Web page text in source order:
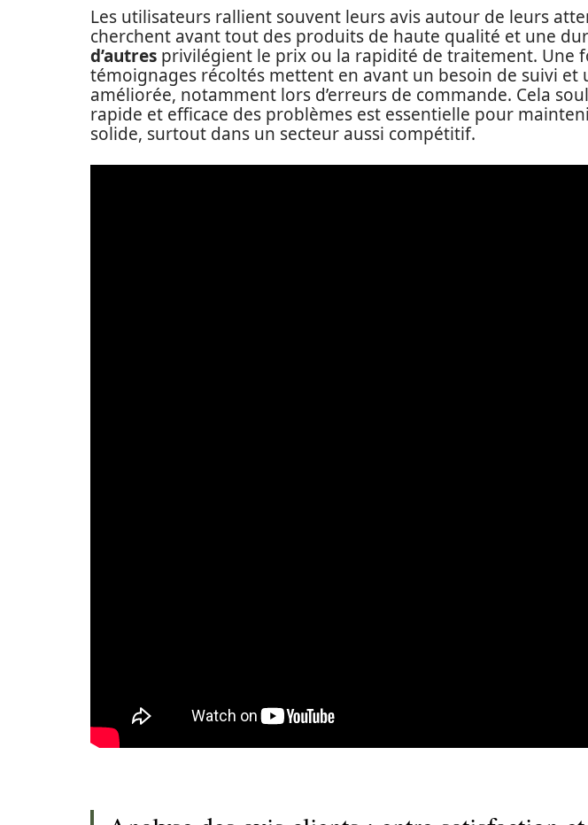
Les utilisateurs rallient souvent leurs avis autour de leurs
cherchent avant tout des produits de haute qualité et une
d’autres privilégient le prix ou la rapidité de traitement. Une
témoignages récoltés mettent en avant un besoin de suivi et
améliorée, notamment lors d’erreurs de commande. Cela
rapide et efficace des problèmes est essentielle pour
solide, surtout dans un secteur aussi compétitif.